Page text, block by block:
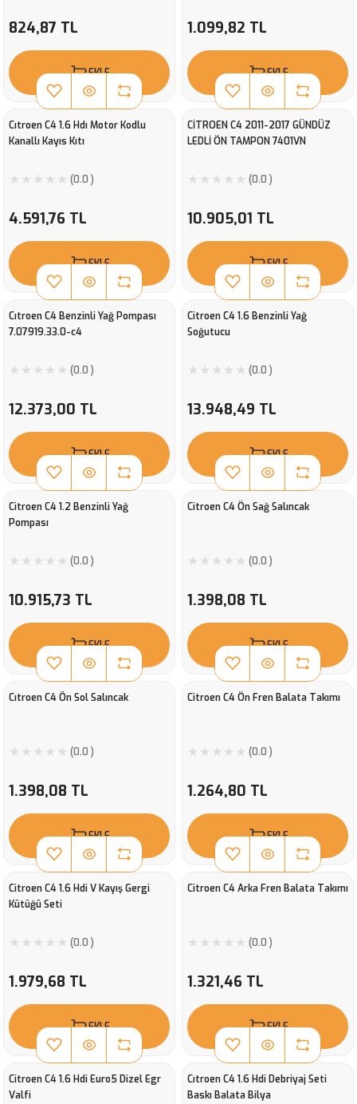
824,87 TL
EKLE
1.099,82 TL
EKLE
Cıtroen C4 1.6 Hdı Motor Kodlu
Kanallı Kayıs Kıtı
(0.0 )
4.591,76 TL
EKLE
CİTROEN C4 2011-2017 GÜNDÜZ
LEDLİ ÖN TAMPON 7401VN
(0.0 )
10.905,01 TL
EKLE
Cıtroen C4 Benzinli Yağ Pompası
7.07919.33.0-c4
(0.0 )
12.373,00 TL
EKLE
Citroen C4 1.6 Benzinli Yağ
Soğutucu
(0.0 )
13.948,49 TL
EKLE
Citroen C4 1.2 Benzinli Yağ
Pompası
(0.0 )
10.915,73 TL
EKLE
Citroen C4 Ön Sağ Salıncak
(0.0 )
1.398,08 TL
EKLE
Cıtroen C4 Ön Sol Salıncak
(0.0 )
1.398,08 TL
EKLE
Citroen C4 Ön Fren Balata Takımı
(0.0 )
1.264,80 TL
EKLE
Citroen C4 1.6 Hdi V Kayış Gergi
Kütüğü Seti
(0.0 )
1.979,68 TL
EKLE
Citroen C4 Arka Fren Balata Takımı
(0.0 )
1.321,46 TL
EKLE
Citroen C4 1.6 Hdi Euro5 Dizel Egr
Valfi
Cıtroen C4 1.6 Hdi Debriyaj Seti
Baskı Balata Bilya